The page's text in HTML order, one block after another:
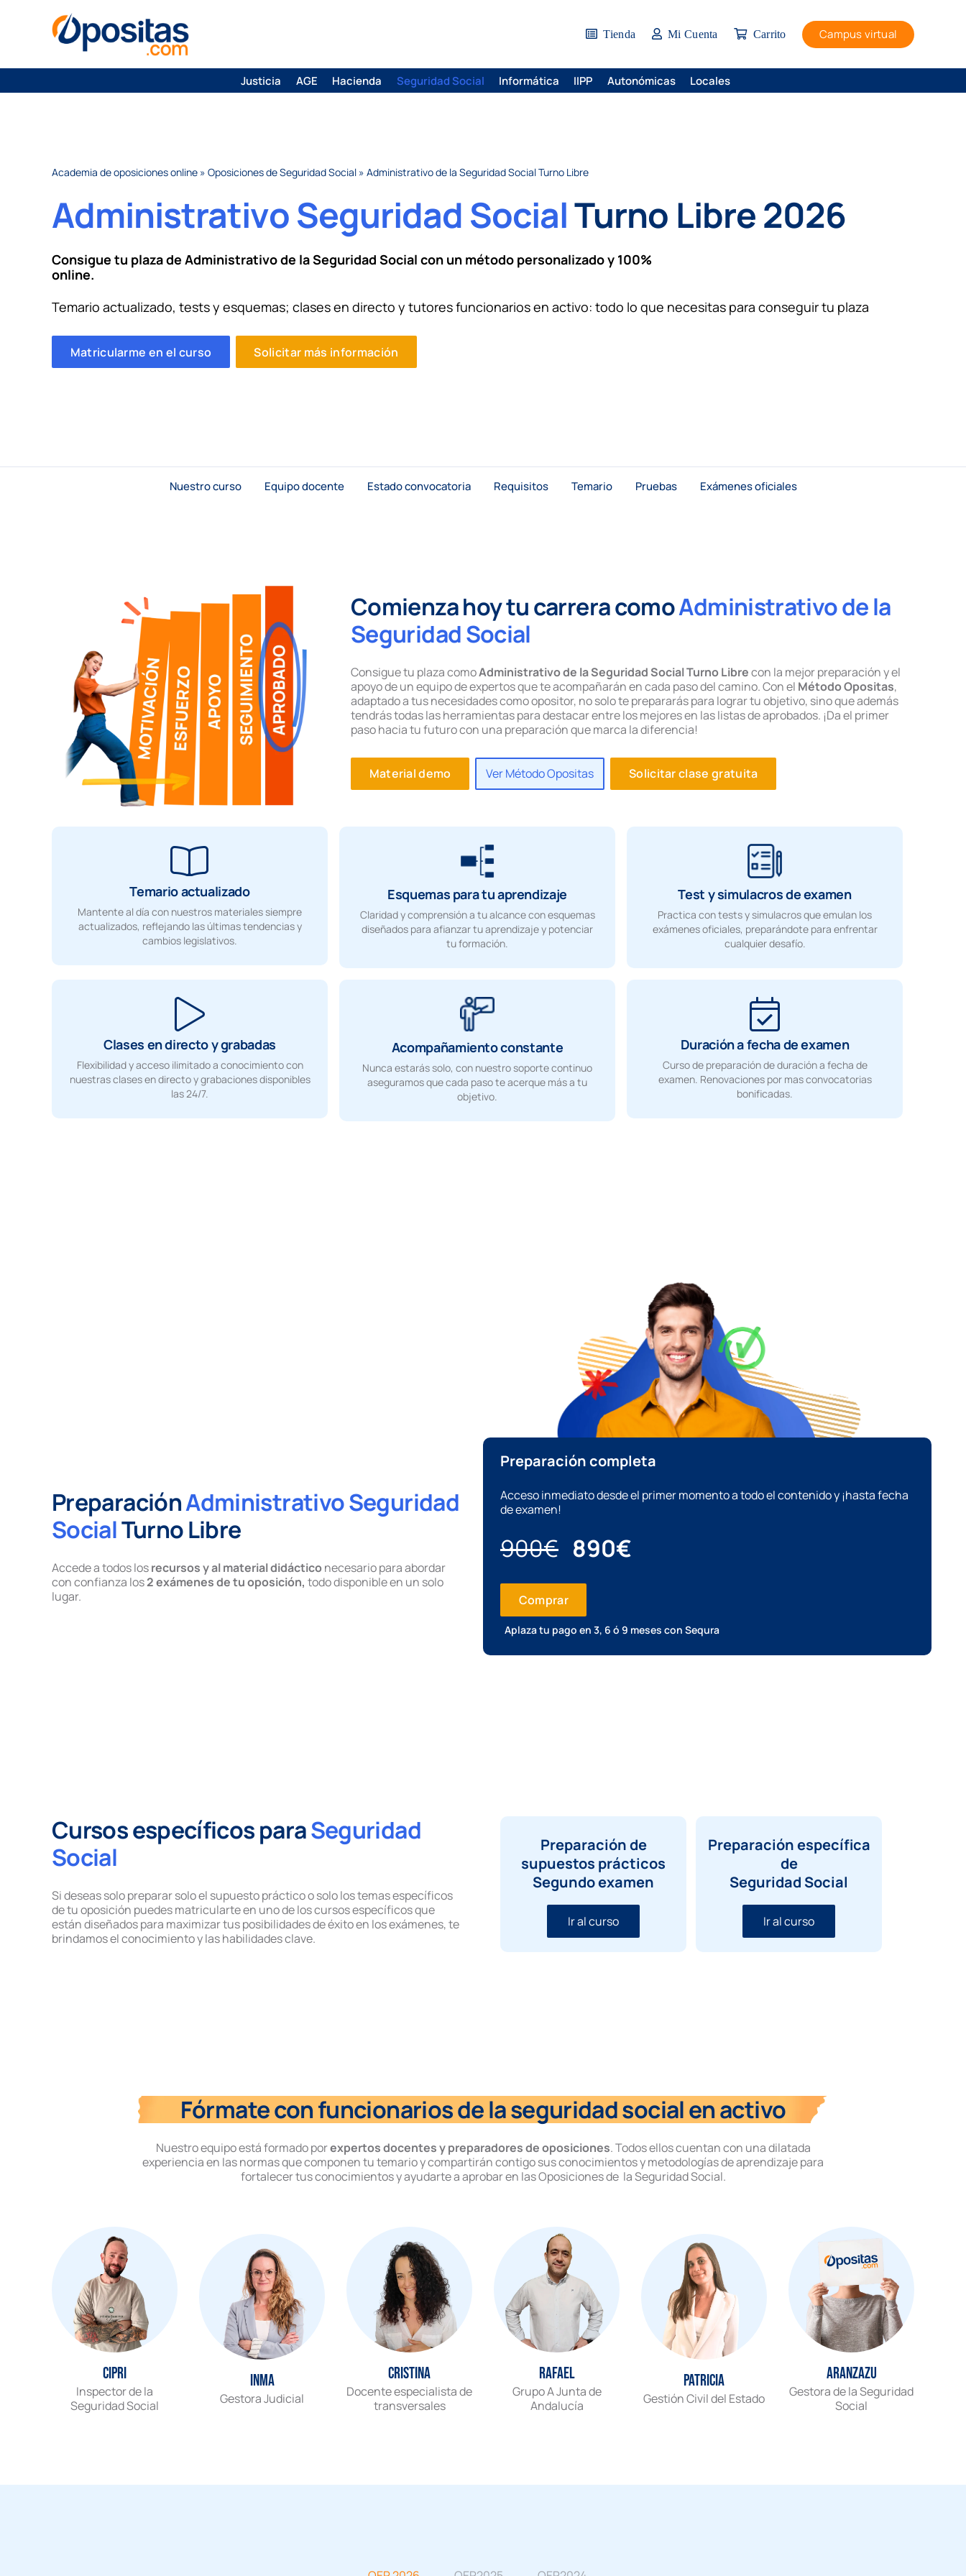
Tienda Mi Cuenta Carrito Campus virtual
Justicia AGE Hacienda Seguridad Social Informática IIPP Autonómicas Locales
Academia de oposiciones online » Oposiciones de Seguridad Social » Administrativo de la Seguridad Social Turno Libre
Administrativo Seguridad SocialTurno Libre2026
Consigue tu plaza de Administrativo de la Seguridad Social con un método personalizadoy 100%
online.
Temario actualizado, tests y esquemas; clases en directo y tutores funcionarios en activo: todo lo que necesitas para conseguir tu plaza
Matricularme en el curso Solicitar más información
Nuestro curso Equipo docente Estado convocatoria Requisitos Temario Pruebas Exámenes oficiales
Comienza hoy tu carrera comoAdministrativo de la
Seguridad Social
Consigue tu plaza comoAdministrativo de la Seguridad Social Turno Librecon la mejor preparación y el
apoyo de un equipo de expertos que te acompañarán en cada paso del camino. Con el Método Opositas,
adaptado a tus necesidades como opositor, no solo te prepararás para lograr tu objetivo, sino que además
tendrás todas las herramientas para destacar entre los mejores en las listas de aprobados. ¡Da el primer
paso hacia tu futuro con una preparación que marca la diferencia!
Material demo Ver Método Opositas Solicitar clase gratuita
Temario actualizado
Mantente al día con nuestros materiales siempre
actualizados, reflejando las últimas tendencias y
cambios legislativos.
Esquemas para tu aprendizaje
Claridad y comprensión a tu alcance con esquemas
diseñados para afianzar tu aprendizaje y potenciar
tu formación.
Test y simulacros de examen
Practica con tests y simulacros que emulan los
exámenes oficiales, preparándote para enfrentar
cualquier desafío.
Clases en directo y grabadas
Flexibilidad y acceso ilimitado a conocimiento con
nuestras clases en directo y grabaciones disponibles
las 24/7.
Acompañamiento constante
Nunca estarás solo, con nuestro soporte continuo
aseguramos que cada paso te acerque más a tu
objetivo.
Duración a fecha de examen
Curso de preparación de duración a fecha de
examen. Renovaciones por mas convocatorias
bonificadas.
PreparaciónAdministrativo Seguridad
SocialTurno Libre
Accede a todos losrecursos y al material didácticonecesario para abordar
con confianza los2 exámenes de tu oposición, todo disponible en un solo
lugar.
Preparación completa
Acceso inmediato desde el primer momento a todo el contenido y ¡hasta fecha
de examen!
900€ 890€
Comprar
Aplaza tu pago en 3, 6 ó 9 meses con Sequra
Cursos específicos paraSeguridad
Social
Si deseas solo preparar solo el supuesto práctico o solo los temas específicos
de tu oposición puedes matricularte en uno de los cursos específicos que
están diseñados para maximizar tus posibilidades de éxito en los exámenes, te
brindamos el conocimiento y las habilidades clave.
Preparación de
supuestos prácticos
Segundo examen
Ir al curso
Preparación específica
de
Seguridad Social
Ir al curso
Fórmate con funcionarios de la seguridad social en activo
Nuestro equipo está formado porexpertos docentes y preparadores de oposiciones. Todos ellos cuentan con una dilatada
experiencia en las normas que componen tu temario y compartirán contigo sus conocimientos y metodologías de aprendizaje para
fortalecer tus conocimientos y ayudarte a aprobar en las Oposiciones de la Seguridad Social.
Cipri
Inspector de la
Seguridad Social
Inma
Gestora Judicial
Cristina
Docente especialista de
transversales
Rafael
Grupo A Junta de
Andalucía
Patricia
Gestión Civil del Estado
Aranzazu
Gestora de la Seguridad
Social